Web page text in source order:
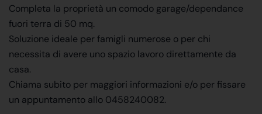
Completa la proprietà un comodo garage/dependance
fuori terra di 50 mq.
Soluzione ideale per famigli numerose o per chi
necessita di avere uno spazio lavoro direttamente da
casa.
Chiama subito per maggiori informazioni e/o per fissare
un appuntamento allo 0458240082.